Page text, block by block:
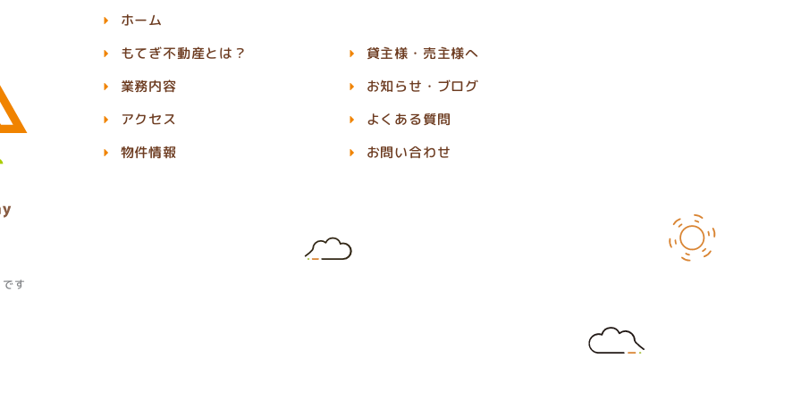
す
ホーム
もてぎ不動産とは？
業務内容
アクセス
物件情報
貸主様・売主様へ
お知らせ・ブログ
よくある質問
お問い合わせ